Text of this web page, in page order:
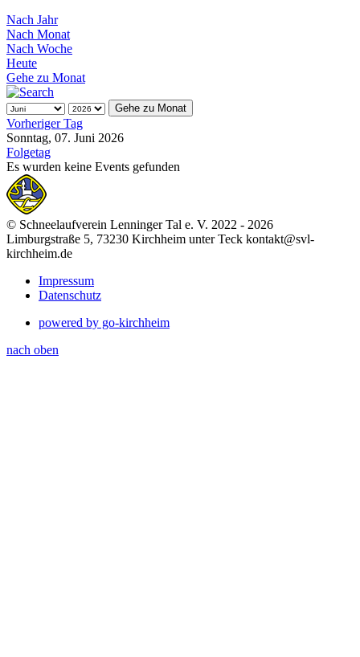
Nach Jahr
Nach Monat
Nach Woche
Heute
Gehe zu Monat
Gehe zu Monat
Vorheriger Tag
Sonntag, 07. Juni 2026
Folgetag
Es wurden keine Events gefunden
© Schneelaufverein Lenninger Tal e. V. 2022 - 2026
Limburgstraße 5, 73230 Kirchheim unter Teck kontakt@svl-
kirchheim.de
Impressum
Datenschutz
powered by go-kirchheim
nach oben